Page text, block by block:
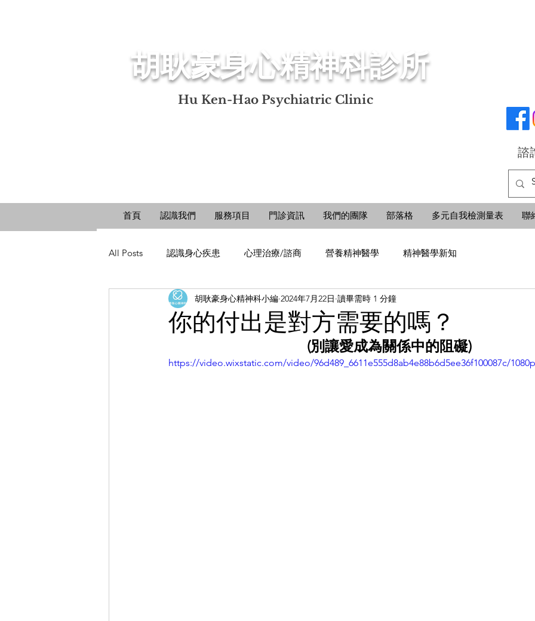
​胡耿豪身心精神科診所
​Hu Ken-Hao Psychiatric Clinic
諮
首頁 認識我們 服務項目 門診資訊 我們的團隊 部落格 多元自我檢測量表 聯
All Posts 認識身心疾患 心理治療/諮商 營養精神醫學 精神醫學新知
你的付出是對方需要的嗎？
胡耿豪身心精神科小編 2024年7月22日 讀畢需時 1 分鐘
(別讓愛成為關係中的阻礙)
https://video.wixstatic.com/video/96d489_6611e555d8ab4e88b6d5ee36f100087c/